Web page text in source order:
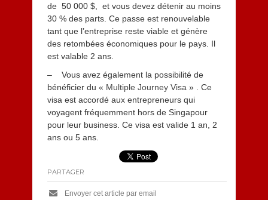
de 50 000 $, et vous devez détenir au moins
30 % des parts. Ce passe est renouvelable
tant que l’entreprise reste viable et génère
des retombées économiques pour le pays. Il
est valable 2 ans.
– Vous avez également la possibilité de
bénéficier du « Multiple Journey Visa» . Ce
visa est accordé aux entrepreneurs qui
voyagent fréquemment hors de Singapour
pour leur business. Ce visa est valide 1 an, 2
ans ou 5 ans.
PARTAGER
Envoyer cet article par email